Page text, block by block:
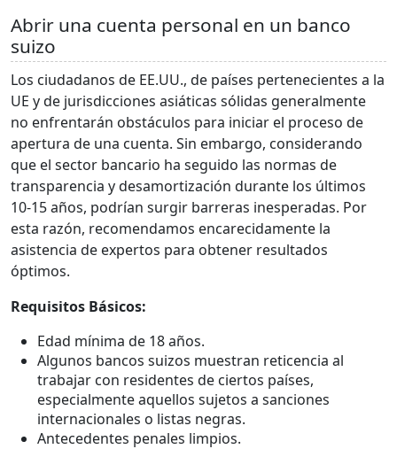
Abrir una cuenta personal en un banco
suizo
Los ciudadanos de EE.UU., de países pertenecientes a la
UE y de jurisdicciones asiáticas sólidas generalmente
no enfrentarán obstáculos para iniciar el proceso de
apertura de una cuenta. Sin embargo, considerando
que el sector bancario ha seguido las normas de
transparencia y desamortización durante los últimos
10-15 años, podrían surgir barreras inesperadas. Por
esta razón, recomendamos encarecidamente la
asistencia de expertos para obtener resultados
óptimos.
Requisitos Básicos:
Edad mínima de 18 años.
Algunos bancos suizos muestran reticencia al
trabajar con residentes de ciertos países,
especialmente aquellos sujetos a sanciones
internacionales o listas negras.
Antecedentes penales limpios.